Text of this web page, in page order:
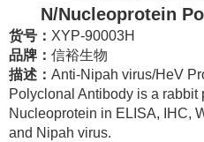
N/Nucleoprotein
货号： XYP-90003H
品牌 ： 信裕生物
描述 ： Anti-Nipah virus/HeV
Polyclonal Antibody is a
Nucleoprotein in ELISA, IHC,
and Nipah virus.